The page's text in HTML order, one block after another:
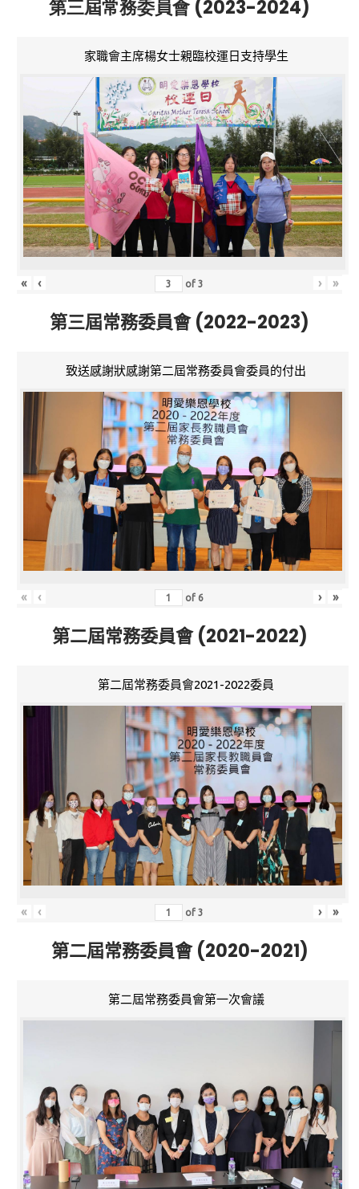
第三屆常務委員會 (2023-2024)
家職會主席楊女士親臨校運日支持學生
« ‹ of3 › »
第三屆常務委員會 (2022-2023)
致送感謝狀感謝第二屆常務委員會委員的付出
« ‹ of 6 › »
第二屆常務委員會 (2021-2022)
第二屆常務委員會2021-2022委員
« ‹ of3 › »
第二屆常務委員會 (2020-2021)
第二屆常務委員會第一次會議